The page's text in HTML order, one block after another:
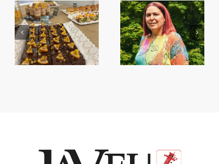
Begoña García Bernal
va visitar Algemesí
Primera Setmana de la
Taronja